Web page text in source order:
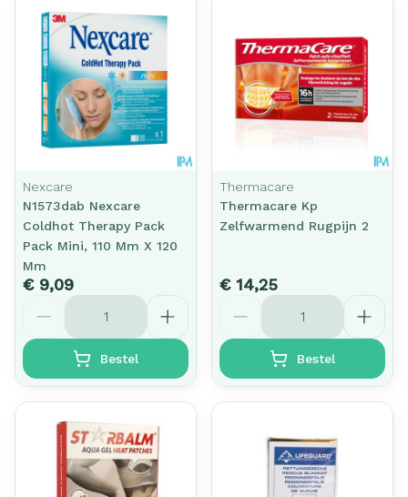
Nexcare
N1573dab Nexcare
Coldhot Therapy Pack
Pack Mini, 110 Mm X 120
Mm
€ 9,09
Aantal
Bestel
Thermacare
Thermacare Kp
Zelfwarmend Rugpijn 2
€ 14,25
Aantal
Bestel